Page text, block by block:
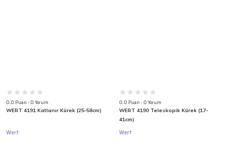
0.0 Puan - 0 Yorum
WERT 4191 Katlanır Kürek (25-58cm)
Wert
0.0 Puan - 0 Yorum
WERT 4190 Teleskopik Kürek (17-
41cm)
Wert